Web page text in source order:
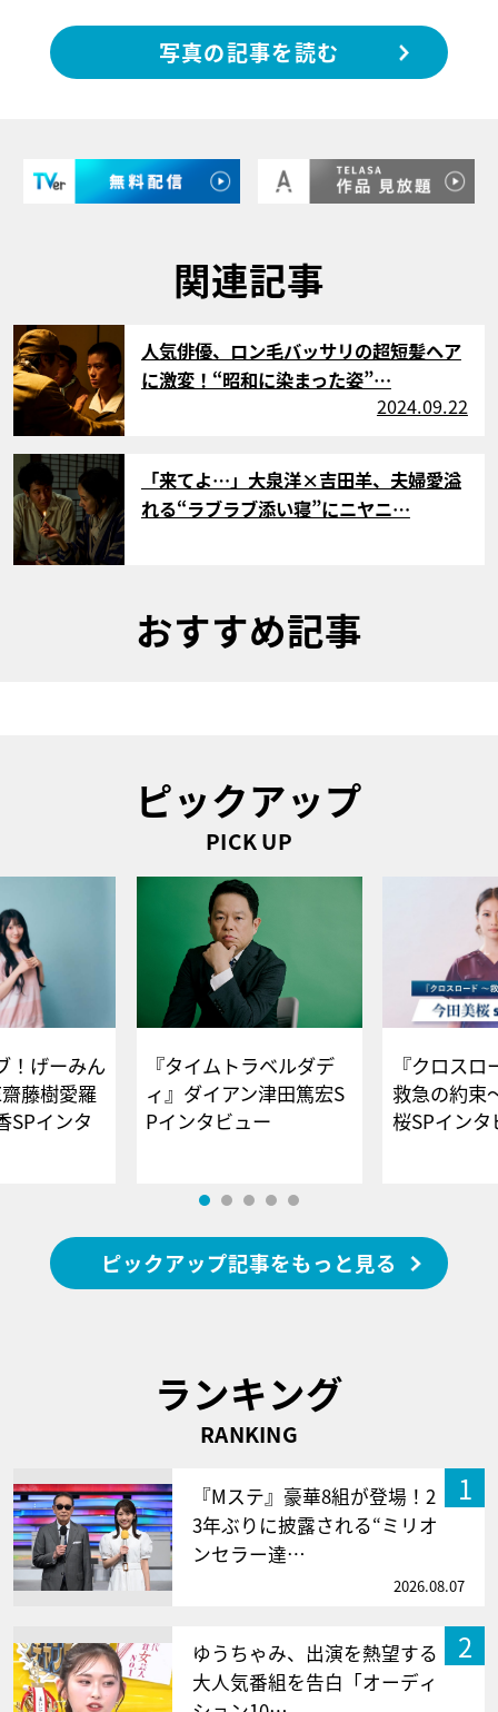
写真の記事を読む
関連記事
サムネイル
人気俳優、ロン毛バッサリの超短髪ヘア
に激変！“昭和に染まった姿”…
2024.09.22
「来てよ…」大泉洋×吉田羊、夫婦愛溢
れる“ラブラブ添い寝”にニヤニ…
おすすめ記事
ピックアップ
PICK UP
！げーみん
藤樹愛羅
SPインタ
『タイムトラベルダデ
ィ』ダイアン津田篤宏S
Pインタビュー
『クロス
救急の約束
桜SPイ
ピックアップ記事をもっと見る
ランキング
RANKING
1
『Mステ』豪華8組が登場！2
3年ぶりに披露される“ミリオ
ンセラー達…
2026.08.07
2
ゆうちゃみ、出演を熱望する
大人気番組を告白「オーディ